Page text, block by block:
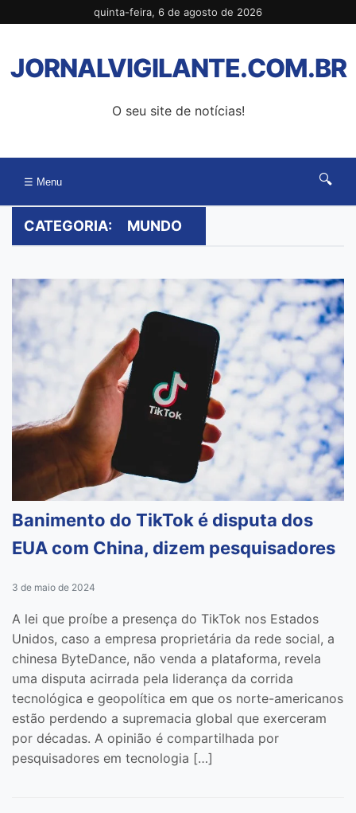
para
conteúdo
quinta-feira, 6 de agosto de 2026
JORNALVIGILANTE.COM.BR
O seu site de notícias!
☰ Menu 🔍
CATEGORIA: MUNDO
Banimento do TikTok é disputa dos
EUA com China, dizem pesquisadores
3 de maio de 2024
A lei que proíbe a presença do TikTok nos Estados
Unidos, caso a empresa proprietária da rede social, a
chinesa ByteDance, não venda a plataforma, revela
uma disputa acirrada pela liderança da corrida
tecnológica e geopolítica em que os norte-americanos
estão perdendo a supremacia global que exerceram
por décadas. A opinião é compartilhada por
pesquisadores em tecnologia […]